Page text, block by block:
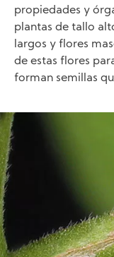
propiedades y
plantas de tallo
largos y flores
de estas flores
forman semillas